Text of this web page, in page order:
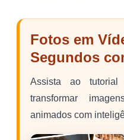
Fotos em
Segundos
Assista ao
transformar
animados com